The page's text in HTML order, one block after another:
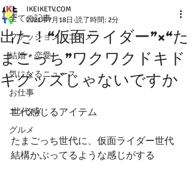
全ての記事
ファッション・コスメ
結婚・恋愛
気になるニュース
お仕事
エンタメ
グルメ
出た！“仮面ライダー”×“た
まごっち”ワクワクドキド
キグッズじゃないですか
IKEIKETV.COM
2021年7月18日 読了時間: 2分
世代感じるアイテム
たまごっち世代に、仮面ライダー世代
結構かぶってるような感じがする